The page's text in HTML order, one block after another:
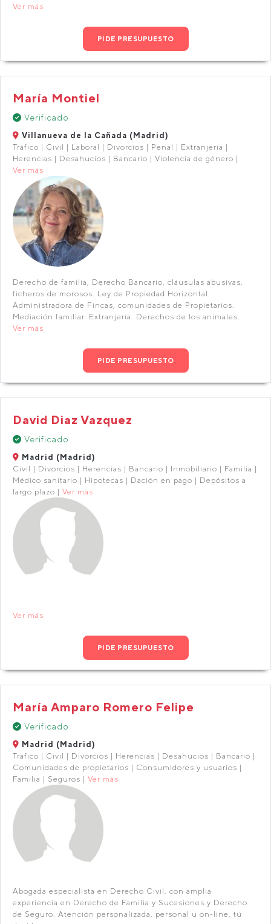
Ver más
PIDE PRESUPUESTO
María Montiel
Verificado
Villanueva de la Cañada (Madrid)
Tráfico | Civil | Laboral | Divorcios | Penal | Extranjería |
Herencias | Desahucios | Bancario | Violencia de género |
Ver más
Derecho de familia, Derecho Bancario, cláusulas abusivas,
ficheros de morosos. Ley de Propiedad Horizontal.
Administradora de Fincas, comunidades de Propietarios.
Mediación familiar. Extranjería. Derechos de los animales.
Ver más
PIDE PRESUPUESTO
David Diaz Vazquez
Verificado
Madrid (Madrid)
Civil | Divorcios | Herencias | Bancario | Inmobiliario | Familia |
Médico sanitario | Hipotecas | Dación en pago | Depósitos a
largo plazo | Ver más
Ver más
PIDE PRESUPUESTO
María Amparo Romero Felipe
Verificado
Madrid (Madrid)
Tráfico | Civil | Divorcios | Herencias | Desahucios | Bancario |
Comunidades de propietarios | Consumidores y usuarios |
Familia | Seguros | Ver más
Abogada especialista en Derecho Civil, con amplia
experiencia en Derecho de Familia y Sucesiones y Derecho
de Seguro. Atención personalizada, personal u on-line, tú